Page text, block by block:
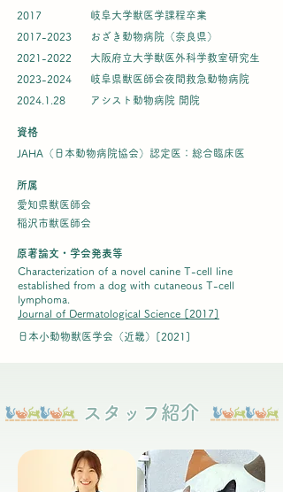
​2017
岐阜大学獣医学課程卒業
​2017-2023
おざき動物病院（奈良県）
​2021-2022
大阪府立大学獣医外科学教室研究生
2023-2024
岐阜県獣医師会夜間救急動物病院
​2024.1.28
​アシスト動物病院 開院
資格
JAHA（日本動物病院協会）認定医：総合臨床医
所属
愛知県獣医師会
​稲沢市獣医師会
原著論文・学会発表等
Characterization of a novel canine T-cell line
established from a dog with cutaneous T-cell
lymphoma.
Journal of Dermatological Science [2017]
日本小動物獣医学会（近畿）[2021]
スタッフ紹介